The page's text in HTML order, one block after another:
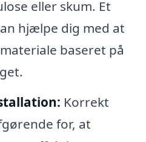
eller skum. Et
hjælpe dig med at
baseret på
Korrekt
for, at